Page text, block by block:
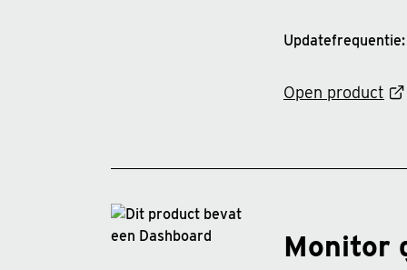
Open product
Monitor